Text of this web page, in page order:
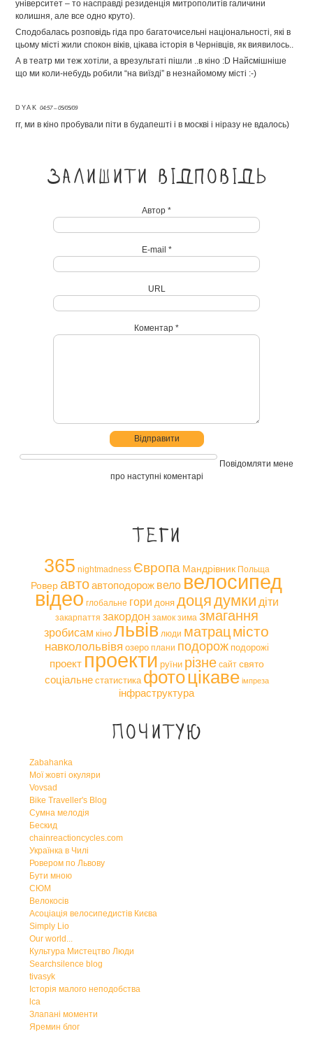
університет – то насправді резиденція митрополитів галичини
колишня, але все одно круто).
Сподобалась розповідь гіда про багаточисельні національності, які в
цьому місті жили спокон віків, цікава історія в Чернівців, як виявилось..
А в театр ми теж хотіли, а врезультаті пішли ..в кіно :D Найсмішніше
що ми коли-небудь робили “на виїзді” в незнайомому місті :-)
DYAK 04:57 – 05/05/09
гг, ми в кіно пробували піти в будапешті і в москві і ніразу не вдалось)
Залишити відповідь
Автор *
E-mail *
URL
Коментар *
Повідомляти мене
про наступні коментарі
Теги
365 nightmadness Європа Мандрівник Польща
Роверавтоавтоподорож вело велосипед
відео глобальне гори доня доцядумки діти
закарпаття закордон замок зима змагання
зробисам кіно львів люди матрацмісто
навколольвівя озеро плани подорож подорожі
проект проекти руїни різне сайт свято
соціальне статистика фотоцікаве імпреза
інфраструктура
Почитую
Zabahanka
Мої жовті окуляри
Vovsad
Bike Traveller's Blog
Сумна мелодія
Бескид
chainreactioncycles.com
Українка в Чилі
Ровером по Львову
Бути мною
СЮМ
Велокосів
Асоціація велосипедистів Києва
Simply Lio
Our world...
Культура Мистецтво Люди
Searchsilence blog
tivasyk
Історія малого неподобства
lca
Злапані моменти
Яремин блог